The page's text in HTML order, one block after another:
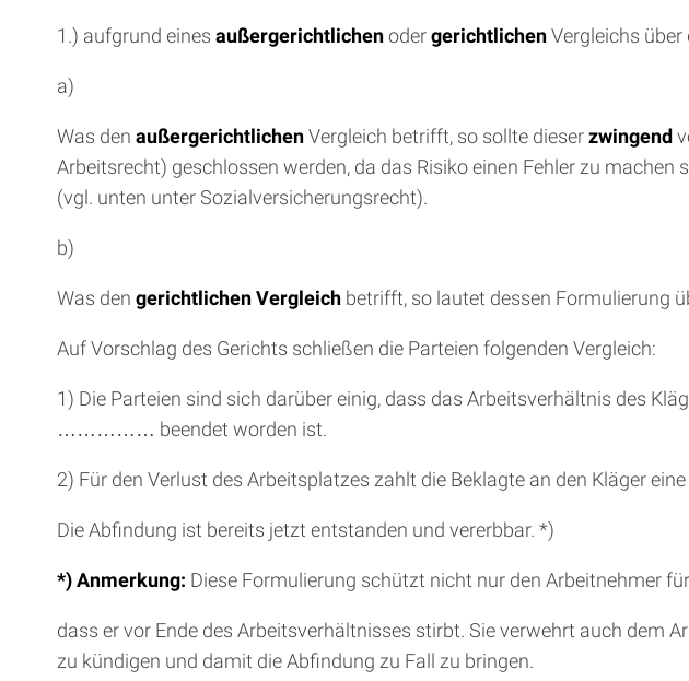
1.) aufgrund eines außergerichtlichenodergerichtlichenVergleichs
a)
Was den außergerichtlichenVergleich betrifft, so sollte dieserzwingend
Arbeitsrecht) geschlossen werden, da das Risiko einen Fehler zu
(vgl. unten unter Sozialversicherungsrecht).
b)
Was den gerichtlichen Vergleich betrifft, so lautet dessen Formulierung
Auf Vorschlag des Gerichts schließen die Parteien folgenden Vergleich:
1) Die Parteien sind sich darüber einig, dass das Arbeitsverhältnis des
…………… beendet worden ist.
2) Für den Verlust des Arbeitsplatzes zahlt die Beklagte an den Kläger
Die Abfindung ist bereits jetzt entstanden und vererbbar. *)
*) Anmerkung: Diese Formulierung schützt nicht nur den Arbeitnehmer
dass er vor Ende des Arbeitsverhältnisses stirbt. Sie verwehrt auch dem
zu kündigen und damit die Abfindung zu Fall zu bringen.